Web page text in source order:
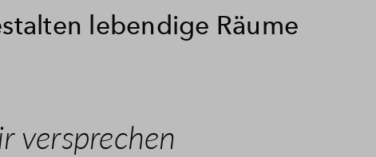
lebendige Räume
versprechen